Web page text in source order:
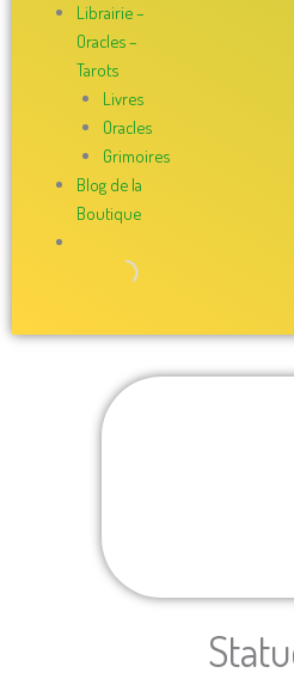
Librairie –
Oracles –
Tarots
Livres
Oracles
Grimoires
Blog de la
Boutique